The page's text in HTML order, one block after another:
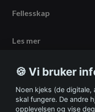
Fellesskap
Les mer
Meld deg
🍪 Vi bruker
Noen kjeks (de
skal fungere. De andre
opplevelsen og vise